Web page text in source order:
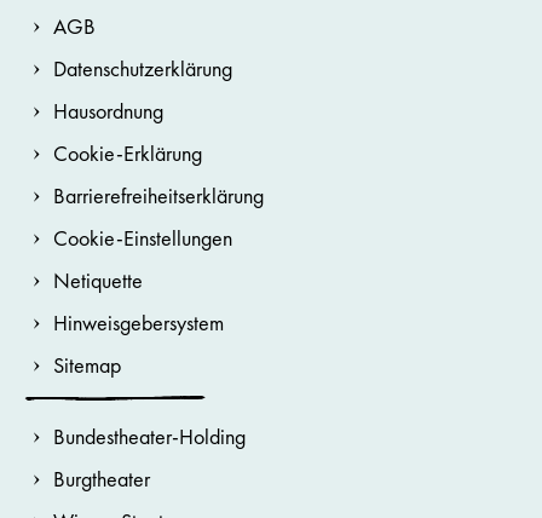
AGB
Datenschutzerklärung
Hausordnung
Cookie-Erklärung
Barrierefreiheitserklärung
Cookie-Einstellungen
Netiquette
Hinweisgebersystem
Sitemap
Bundestheater-Holding
Burgtheater